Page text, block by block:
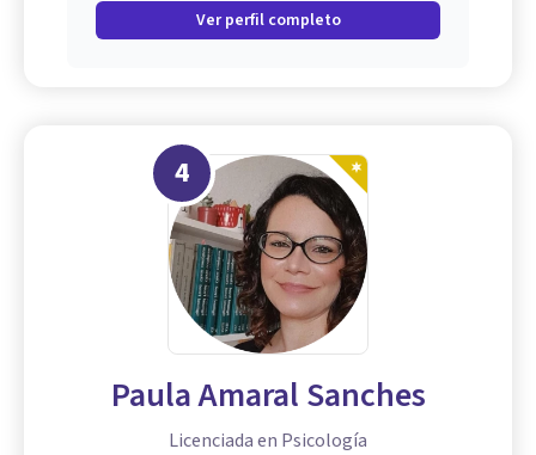
Ver perfil completo
4
Paula Amaral Sanches
Licenciada en Psicología